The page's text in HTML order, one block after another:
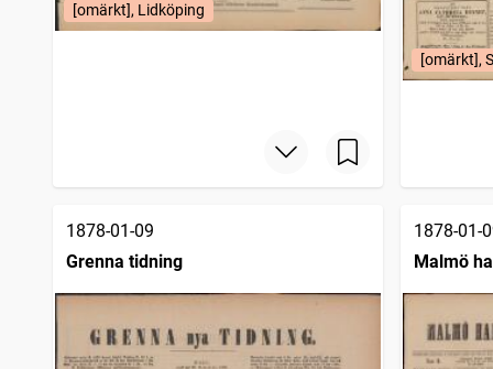
[omärkt], Lidköping
[omärkt],
1878-01-09
Grenna tidning
1878-01-
Malmö